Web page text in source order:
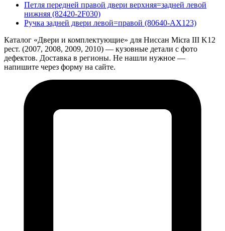
Петля передней правой двери верхняя=задней левой
нижняя (82420-2F030)
Ручка задней двери левой=правой (80640-AX123)
Каталог «Двери и комплектующие» для Ниссан Micra III K12
рест. (2007, 2008, 2009, 2010) — кузовные детали с фото
дефектов. Доставка в регионы. Не нашли нужное —
напишите через форму на сайте.